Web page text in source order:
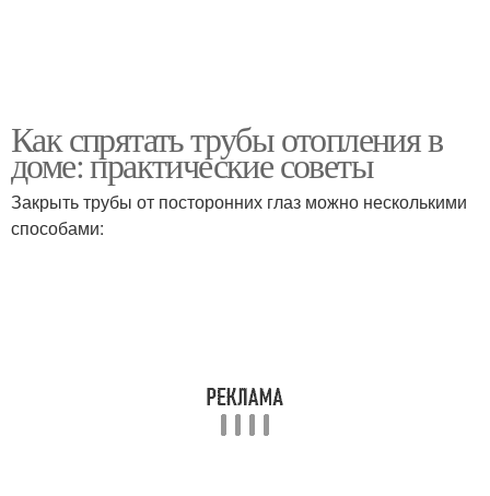
Как спрятать трубы отопления в
доме: практические советы
Закрыть трубы от посторонних глаз можно несколькими
способами: